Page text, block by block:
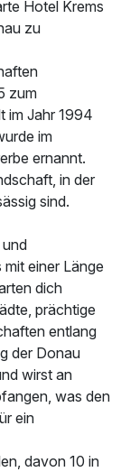
Hotel Krems
zu
zum
im Jahr 1994
im
ernannt.
in der
sind.
einer Länge
dich
prächtige
entlang
der Donau
wirst an
was den
ein
davon 10 in